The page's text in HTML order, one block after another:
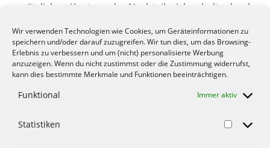
Wir verwenden Technologien wie Cookies, um Geräteinformationen zu
speichern und/oder darauf zuzugreifen. Wir tun dies, um das Browsing-
Erlebnis zu verbessern und um (nicht) personalisierte Werbung
anzuzeigen. Wenn du nicht zustimmst oder die Zustimmung widerrufst,
kann dies bestimmte Merkmale und Funktionen beeinträchtigen.
Funktional Immer aktiv
Statistiken
zusätzlichen Kosten oder Nachteile. Ich erhalte durch
beworbenen Unternehmen. Vielen Dank für deine
Unterstützung.